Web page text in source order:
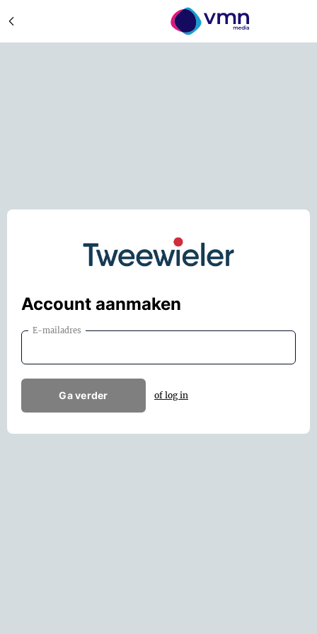
Account aanmaken
E-mailadres
Ga verder of log in